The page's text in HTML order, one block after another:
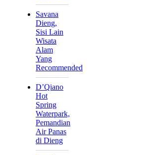
Savana
Dieng,
Sisi Lain
Wisata
Alam
Yang
Recommended
D’Qiano
Hot
Spring
Waterpark,
Pemandian
Air Panas
di Dieng